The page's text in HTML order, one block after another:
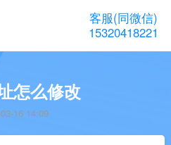
客服(同微信)
15320418221
怎么修改
16 14:09